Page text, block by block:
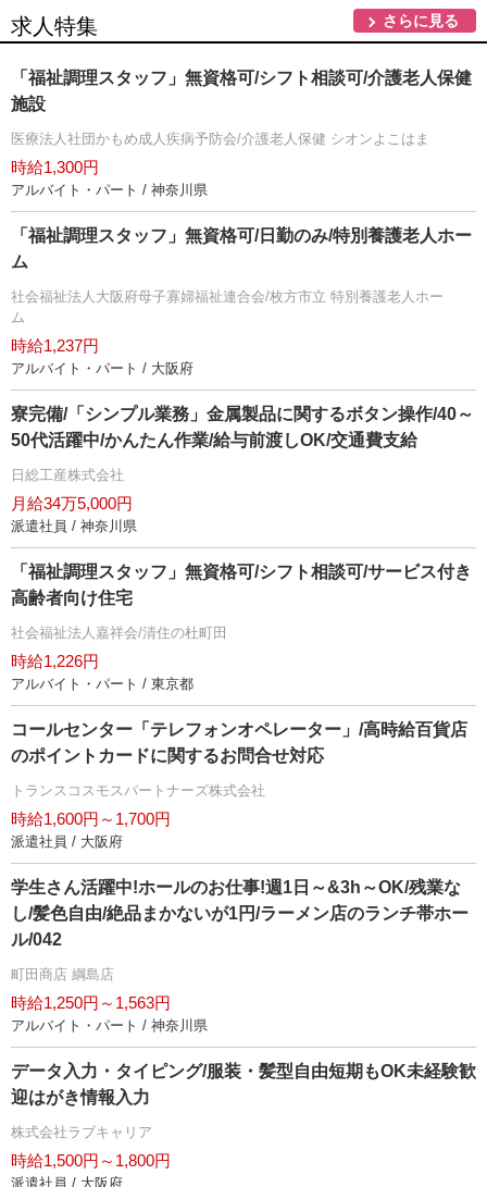
求人特集 さらに見る
「福祉調理スタッフ」無資格可/シフト相談可/介護老人保健
施設
医療法人社団かもめ成人疾病予防会/介護老人保健 シオンよこはま
時給1,300円
アルバイト・パート / 神奈川県
「福祉調理スタッフ」無資格可/日勤のみ/特別養護老人ホー
ム
社会福祉法人大阪府母子寡婦福祉連合会/枚方市立 特別養護老人ホー
ム
時給1,237円
アルバイト・パート / 大阪府
寮完備/「シンプル業務」金属製品に関するボタン操作/40～
50代活躍中/かんたん作業/給与前渡しOK/交通費支給
日総工産株式会社
月給34万5,000円
派遣社員 / 神奈川県
「福祉調理スタッフ」無資格可/シフト相談可/サービス付き
高齢者向け住宅
社会福祉法人嘉祥会/清住の杜町田
時給1,226円
アルバイト・パート / 東京都
コールセンター「テレフォンオペレーター」/高時給百貨店
のポイントカードに関するお問合せ対応
トランスコスモスパートナーズ株式会社
時給1,600円～1,700円
派遣社員 / 大阪府
学生さん活躍中!ホールのお仕事!週1日～&3h～OK/残業な
し/髪色自由/絶品まかないが1円/ラーメン店のランチ帯ホー
ル/042
町田商店 綱島店
時給1,250円～1,563円
アルバイト・パート / 神奈川県
データ入力・タイピング/服装・髪型自由短期もOK未経験歓
迎はがき情報入力
株式会社ラブキャリア
時給1,500円～1,800円
派遣社員 / 大阪府